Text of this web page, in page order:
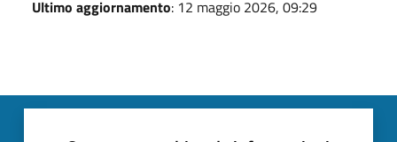
Ultimo aggiornamento: 12 maggio 2026, 09:29